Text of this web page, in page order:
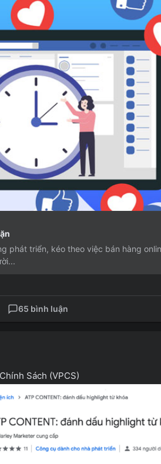
phát triển, kéo theo việc bán hàng
65 bình luận
Sách (VPCS)